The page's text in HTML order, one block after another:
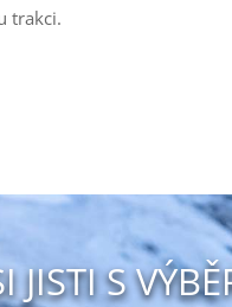
trakci.
JISTI S